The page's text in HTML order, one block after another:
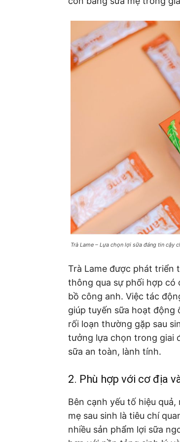
Trà Lame – Lựa chọn lợi sữa đáng tin cậy
Trà Lame được phát triển
thông qua sự phối hợp có
bồ công anh. Việc tác
giúp tuyến sữa hoạt động
rối loạn thường gặp sau
tưởng lựa chọn trong giai
sữa an toàn, lành tính.
2. Phù hợp với cơ địa
Bên cạnh yếu tố hiệu
mẹ sau sinh là tiêu chí
nhiều sản phẩm lợi sữa